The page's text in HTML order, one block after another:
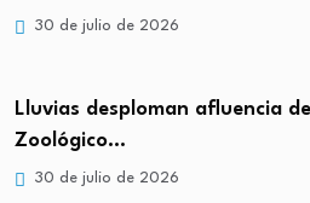
30 de julio de 2026
Lluvias desploman afluencia
Zoológico…
30 de julio de 2026